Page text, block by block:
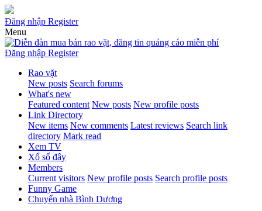
Đăng nhập Register
Menu
Đăng nhập Register
Rao vặt
New posts Search forums
What's new
Featured content New posts New profile posts
Link Directory
New items New comments Latest reviews Search link
directory Mark read
Xem TV
Xổ số đây
Members
Current visitors New profile posts Search profile posts
Funny Game
Chuyển nhà Bình Dương